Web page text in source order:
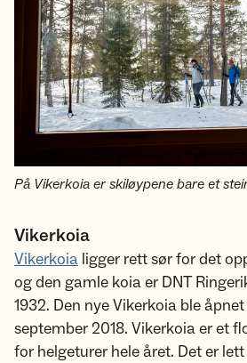
På Vikerkoia er skiløypene bare et
Vikerkoia
Vikerkoia ligger rett sør for det
og den gamle koia er DNT
1932. Den nye Vikerkoia ble
september 2018. Vikerkoia er et
for helgeturer hele året. Det er